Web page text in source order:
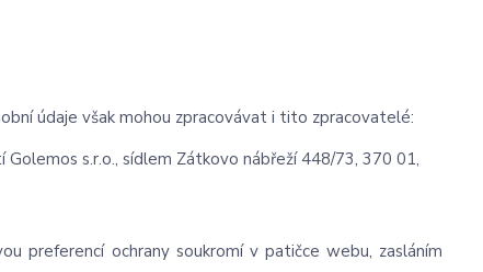
údaje však mohou zpracovávat i tito zpracovatelé:
s.r.o., sídlem Zátkovo nábřeží 448/73, 370 01,
preferencí ochrany soukromí v patičce webu, zasláním